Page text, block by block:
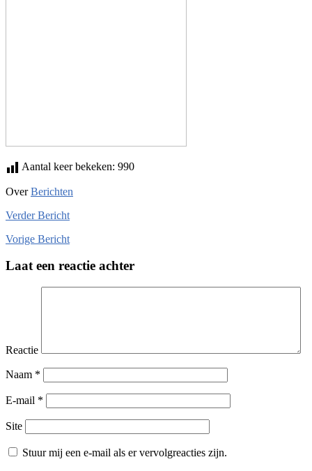
Aantal keer bekeken: 990
OverBerichten
VerderBericht
Vorige Bericht
Laat een reactie achter
Reactie
Naam *
E-mail *
Site
Stuur mij een e-mail als er vervolgreacties zijn.